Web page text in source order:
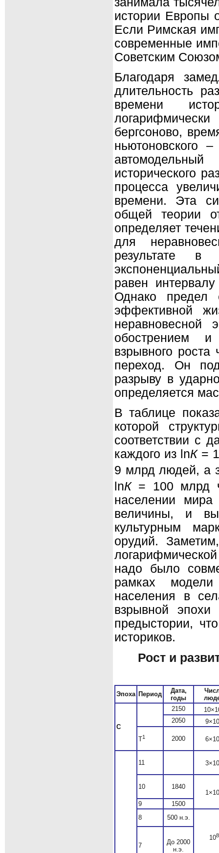
истории Европы
Если Римская
современные
Советским
Благодаря
длительность
времени
бергсоново,
ньютоновского
исторического
процесса
времени. Эта
общей теории
определяет
для
результате в
равен
Однако предел
эффективной
обострением и
взрывного роста
переход. Он
разрыву в
определяется
В таблице
которой
соответствии с
каждого из lnК=
9 млрд людей, а
lnК= 100 млрд
населении
величины, и
культурным
орудий.
надо было
рамках модели
населения в
взрывной эпохи
предыстории,
историков.
Рост и
Эпоха Период
Дата,
годы
С
2150
2050
9×10
T1 2000 6×10
11 3×10
10
1840
1×10
9
1500
8
500 н.э.
108
7
До 2000
н.э.